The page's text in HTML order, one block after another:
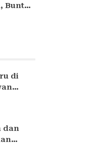
Buntut
di
dan